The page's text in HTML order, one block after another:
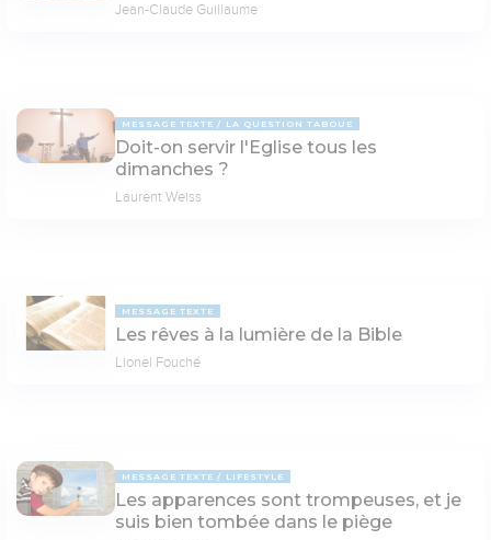
Jean-Claude Guillaume
MESSAGE TEXTE LA QUESTION TABOUE
Doit-on servir l'Eglise tous les
dimanches ?
Laurent Weiss
MESSAGE TEXTE
Les rêves à la lumière de la Bible
Lionel Fouché
MESSAGE TEXTE LIFESTYLE
Les apparences sont trompeuses, et je
suis bien tombée dans le piège